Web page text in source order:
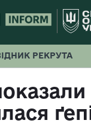
РЕКРУТА